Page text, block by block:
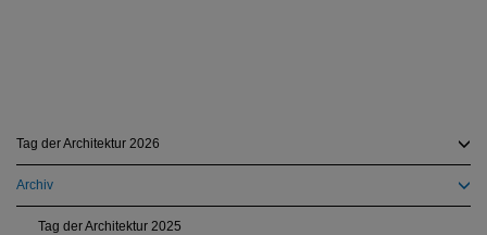
Tag der Architektur 2026
Archiv
Tag der Architektur 2025